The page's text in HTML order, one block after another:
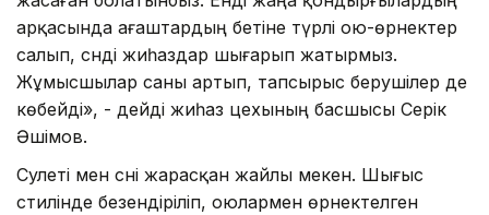
арқасында ағаштардың бетіне түрлі ою-өрнектер
салып, сәнді жиһаздар шығарып жатырмыз.
Жұмысшылар саны артып, тапсырыс берушілер де
көбейді», - дейді жиһаз цехының басшысы Серік
Әшімов.
Сәулеті мен сәні жарасқан жайлы мекен. Шығыс
стилінде безендіріліп, оюлармен өрнектелген